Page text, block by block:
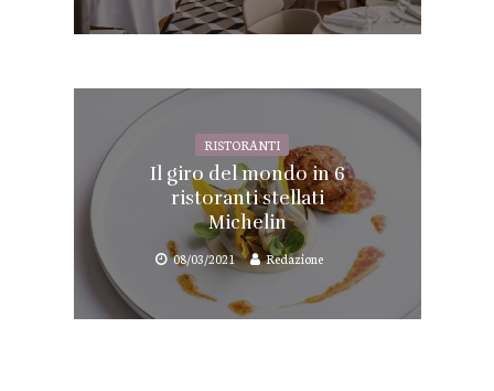
RISTORANTI
Il giro del mondo in 6
ristoranti stellati
Michelin
08/03/2021 Redazione